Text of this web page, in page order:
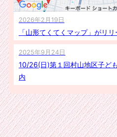
2026年2月19日
「山形てくてくマップ」がリ
2025年9月24日
10/26(日)第１回村山地区子ど
内